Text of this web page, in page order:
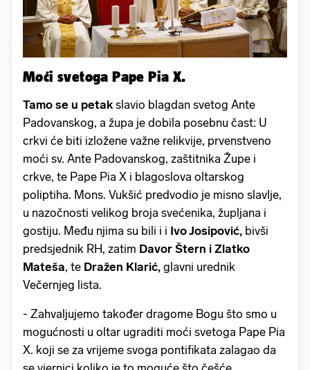
Moći svetoga Pape Pia X.
Tamo se u petak slavio blagdan svetog Ante
Padovanskog, a župa je dobila posebnu čast: U
crkvi će biti izložene važne relikvije, prvenstveno
moći sv. Ante Padovanskog, zaštitnika Župe i
crkve, te Pape Pia X i blagoslova oltarskog
poliptiha. Mons. Vukšić predvodio je misno slavlje,
u nazočnosti velikog broja svećenika, župljana i
gostiju. Među njima su bili i i Ivo Josipović, bivši
predsjednik RH, zatim Davor Štern i Zlatko
Mateša, te Dražen Klarić, glavni urednik
Večernjeg lista.
- Zahvaljujemo također dragome Bogu što smo u
mogućnosti u oltar ugraditi moći svetoga Pape Pia
X. koji se za vrijeme svoga pontifikata zalagao da